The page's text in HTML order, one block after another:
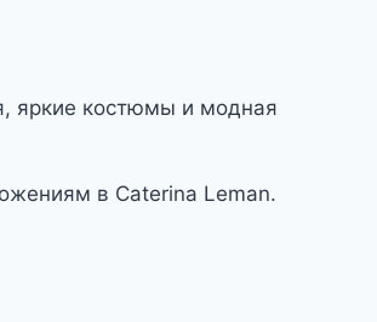
яркие костюмы и модная
в Caterina Leman.